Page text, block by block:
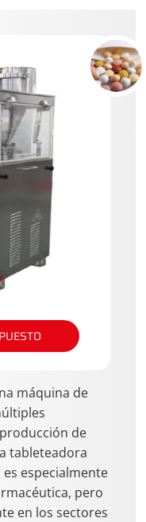
máquina de
de
tableteadora
especialmente
pero
en los sectores